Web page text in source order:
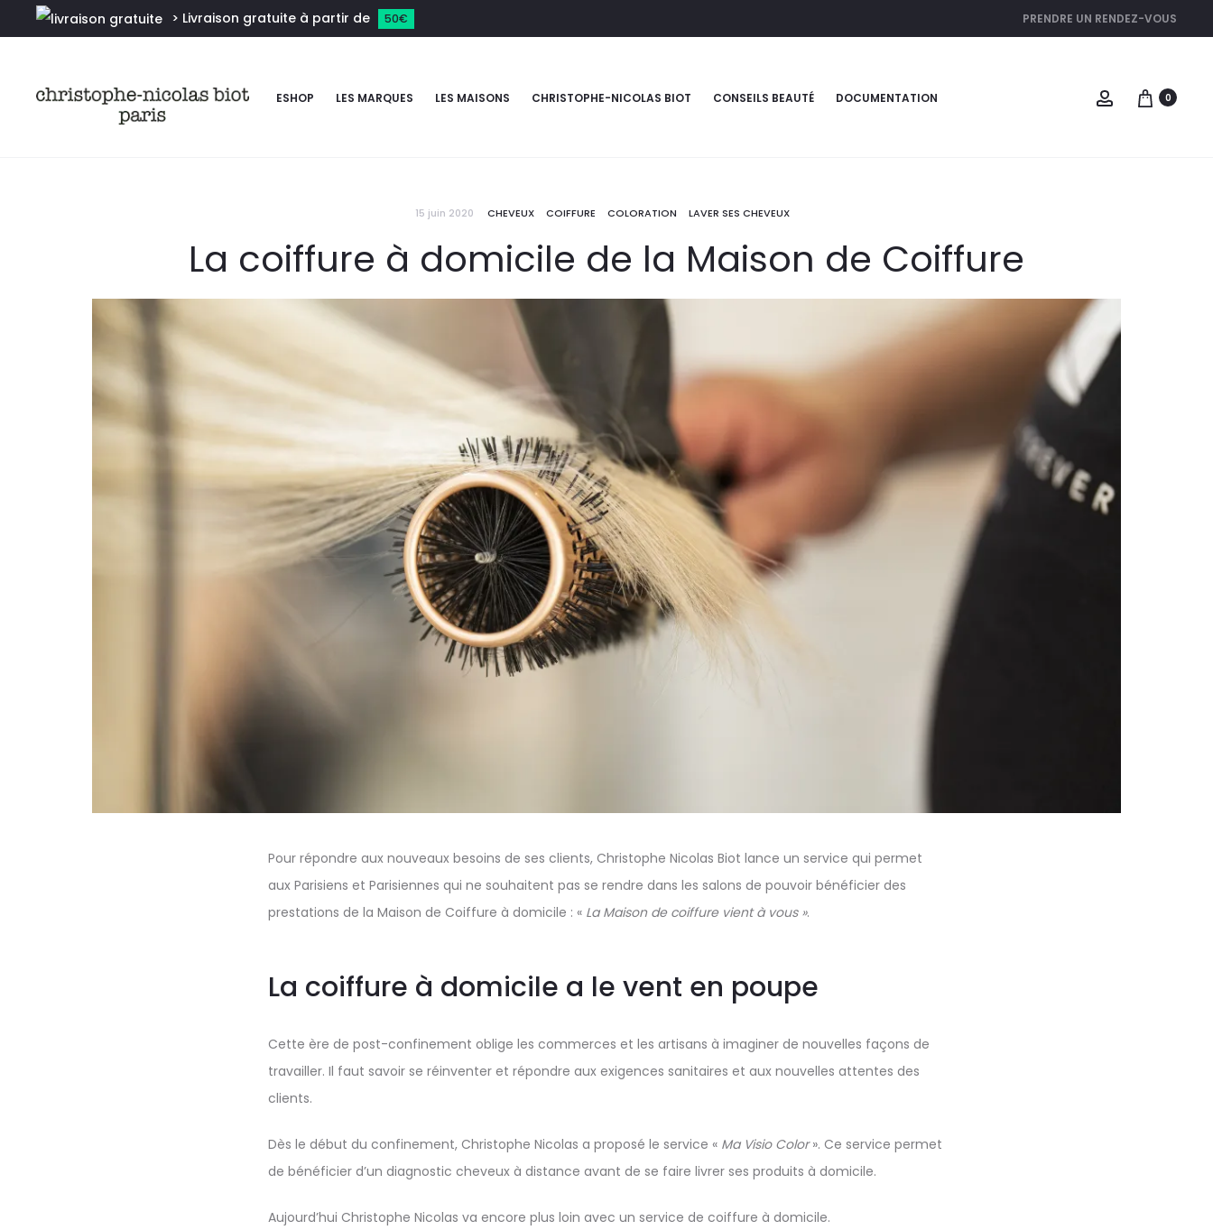
> Livraison gratuite à partir de 50€ PRENDRE UN RENDEZ-VOUS
ESHOP LES MARQUES LES MAISONS CHRISTOPHE-NICOLAS BIOT CONSEILS BEAUTÉ DOCUMENTATION 0
15 juin 2020 CHEVEUX COIFFURE COLORATION LAVER SES CHEVEUX
La coiffure à domicile de la Maison de Coiffure
Pour répondre aux nouveaux besoins de ses clients, Christophe Nicolas Biot lance un service qui permet
aux Parisiens et Parisiennes qui ne souhaitent pas se rendre dans les salons de pouvoir bénéficier des
prestations de la Maison de Coiffure à domicile : « La Maison de coiffure vient à vous ».
La coiffure à domicile a le vent en poupe
Cette ère de post-confinement oblige les commerces et les artisans à imaginer de nouvelles façons de
travailler. Il faut savoir se réinventer et répondre aux exigences sanitaires et aux nouvelles attentes des
clients.
Dès le début du confinement, Christophe Nicolas a proposé le service « Ma Visio Color». Ce service permet
de bénéficier d’un diagnostic cheveux à distance avant de se faire livrer ses produits à domicile.
Aujourd’hui Christophe Nicolas va encore plus loin avec un service de coiffure à domicile.